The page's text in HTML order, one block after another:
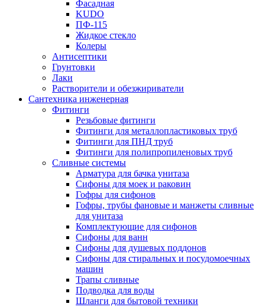
Фасадная
KUDO
ПФ-115
Жидкое стекло
Колеры
Антисептики
Грунтовки
Лаки
Растворители и обезжириватели
Сантехника инженерная
Фитинги
Резьбовые фитинги
Фитинги для металлопластиковых труб
Фитинги для ПНД труб
Фитинги для полипропиленовых труб
Сливные системы
Арматура для бачка унитаза
Сифоны для моек и раковин
Гофры для сифонов
Гофры, трубы фановые и манжеты сливные
для унитаза
Комплектующие для сифонов
Сифоны для ванн
Сифоны для душевых поддонов
Сифоны для стиральных и посудомоечных
машин
Трапы сливные
Подводка для воды
Шланги для бытовой техники